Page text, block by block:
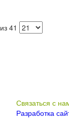
41
Связаться с
Разработка